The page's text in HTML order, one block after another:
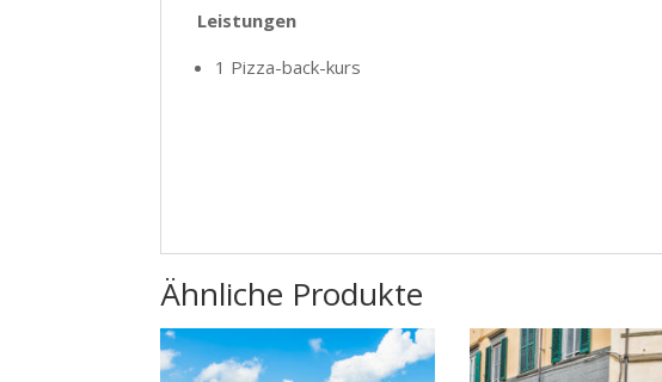
Leistungen
1 Pizza-back-kurs
Ähnliche Produkte